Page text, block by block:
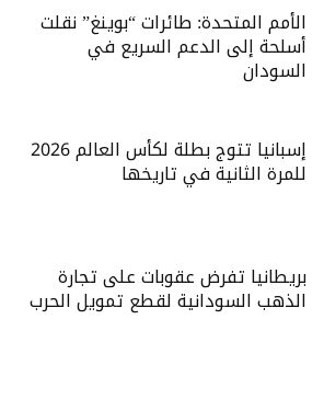
الأمم المتحدة: طائرات “بوينغ” نقلت
أسلحة إلى الدعم السريع في
السودان
إسبانيا تتوج بطلة لكأس العالم 2026
للمرة الثانية في تاريخها
بريطانيا تفرض عقوبات على تجارة
الذهب السودانية لقطع تمويل الحرب